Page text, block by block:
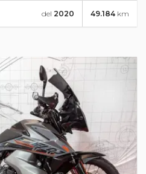
49.184 km
del 2020